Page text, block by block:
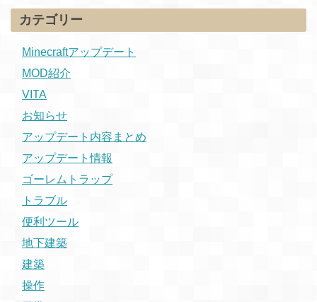
カテゴリー
Minecraftアップデート
MOD紹介
VITA
お知らせ
アップデート内容まとめ
アップデート情報
ゴーレムトラップ
トラブル
便利ツール
地下建築
建築
操作